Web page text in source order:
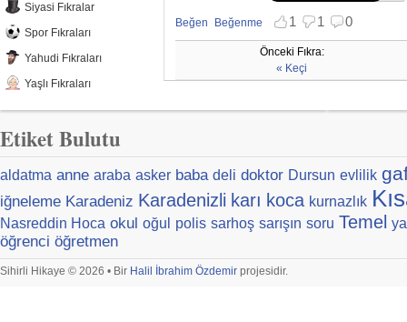
Siyasi Fıkralar
Spor Fıkraları
Yahudi Fıkraları
Yaşlı Fıkraları
Beğen
Beğenmekten vazgeç
Beğenme
Beğenmemekten vazgeç
1 1 0
Önceki Fıkra:
« Keçi
Etiket Bulutu
aldatma anne araba asker baba deli doktor Dursun evlilik
iğneleme Karadeniz Karadenizli karı koca kurnazlık
Nasreddin Hoca okul oğul polis sarhoş sarışın soru Temel
öğrenci öğretmen
Sihirli Hikaye © 2026 • Bir Halil İbrahim Özdemir projesidir.